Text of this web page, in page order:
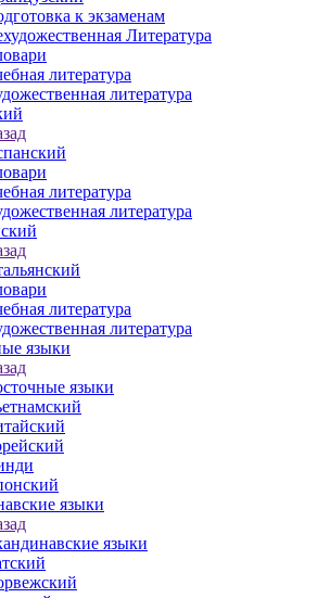
к экзаменам
Литература
литература
литература
литература
литература
литература
литература
языки
языки
языки
языки